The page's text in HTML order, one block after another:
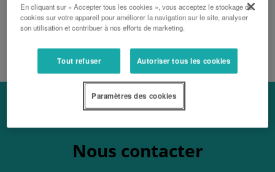
DEMANDER UN DEVIS
Nous contacter
En cliquant sur « Accepter tous les cookies », vous acceptez le stockage de
cookies sur votre appareil pour améliorer la navigation sur le site, analyser
son utilisation et contribuer à nos efforts de marketing.
Tout refuser Autoriser tous les cookies
Paramètres des cookies